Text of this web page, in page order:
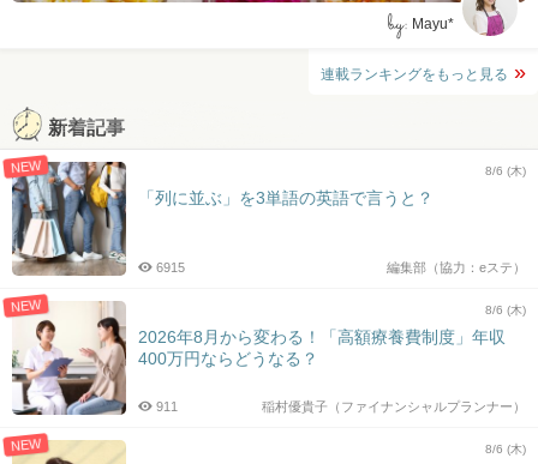
by: Mayu*
連載ランキングをもっと見る
新着記事
NEW 8/6 (木)
「列に並ぶ」を3単語の英語で言うと？
編集部（協力：eステ）
6915
NEW 8/6 (木)
2026年8月から変わる！「高額療養費制度」年収
400万円ならどうなる？
稲村優貴子（ファイナンシャルプランナー）
911
NEW 8/6 (木)